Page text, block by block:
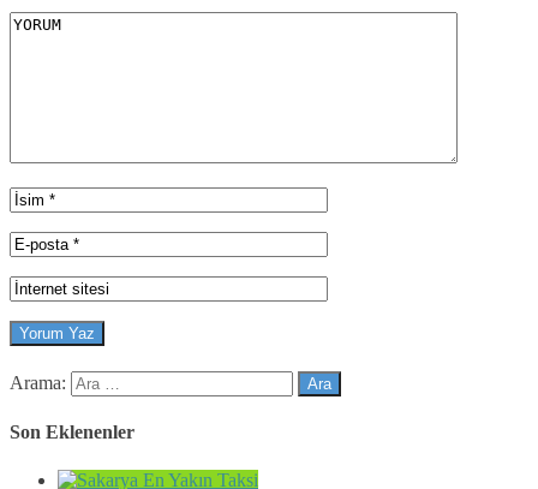
Arama:
Son Eklenenler